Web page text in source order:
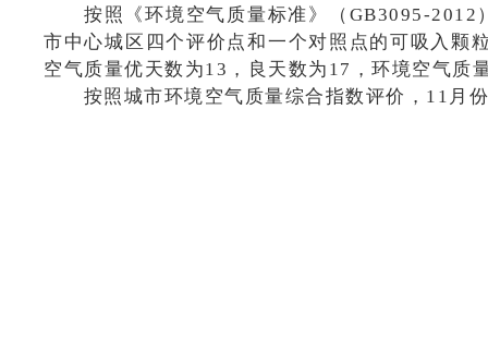
按照《环境空气质量标准》（ GB3095-2012
市中心城区四个评价点和一个对照点的可吸入颗
空气质量优天数为13 ， 良天数为 17 ，环境空气质
按照城市环境空气质量综合指数评价， 11 月